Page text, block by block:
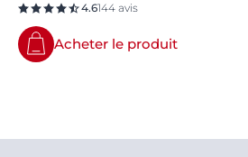
4.6144 avis
Acheter le produit